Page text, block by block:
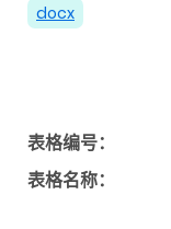
docx
表格编号：
表格名称：